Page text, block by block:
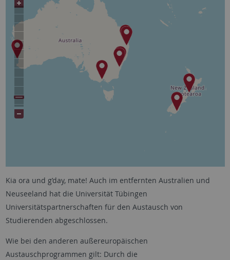
Kia ora und g’day, mate! Auch im entfernten Australien und
Neuseeland hat die Universität Tübingen
Universitätspartnerschaften für den Austausch von
Studierenden abgeschlossen.
Wie bei den anderen außereuropäischen
Austauschprogrammen gilt: Durch die